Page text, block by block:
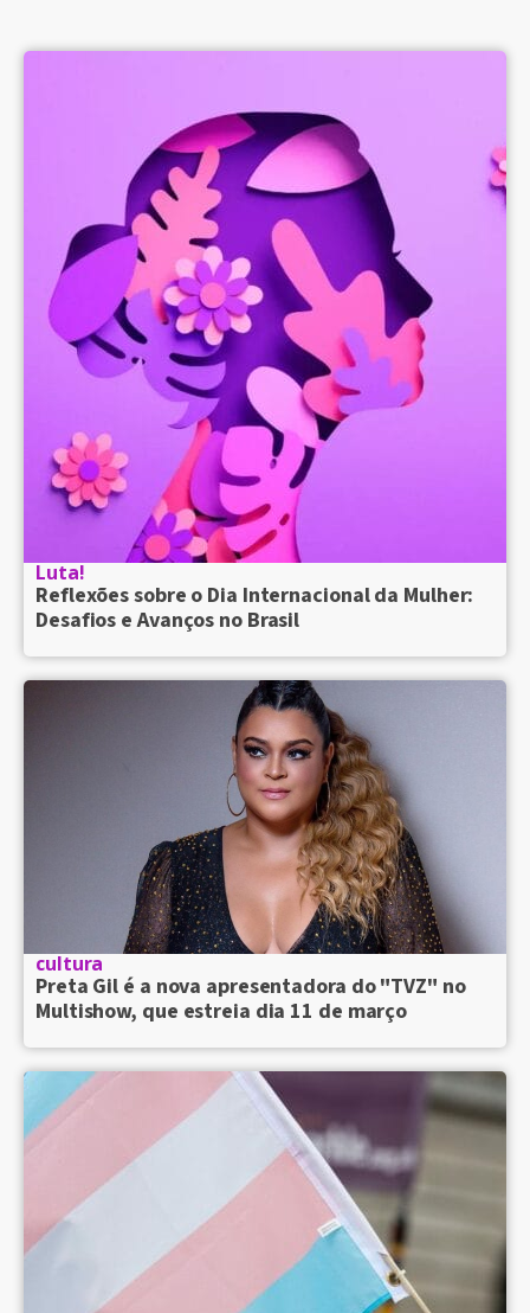
Luta!
Reflexões sobre o Dia Internacional da Mulher:
Desafios e Avanços no Brasil
cultura
Preta Gil é a nova apresentadora do "TVZ" no
Multishow, que estreia dia 11 de março